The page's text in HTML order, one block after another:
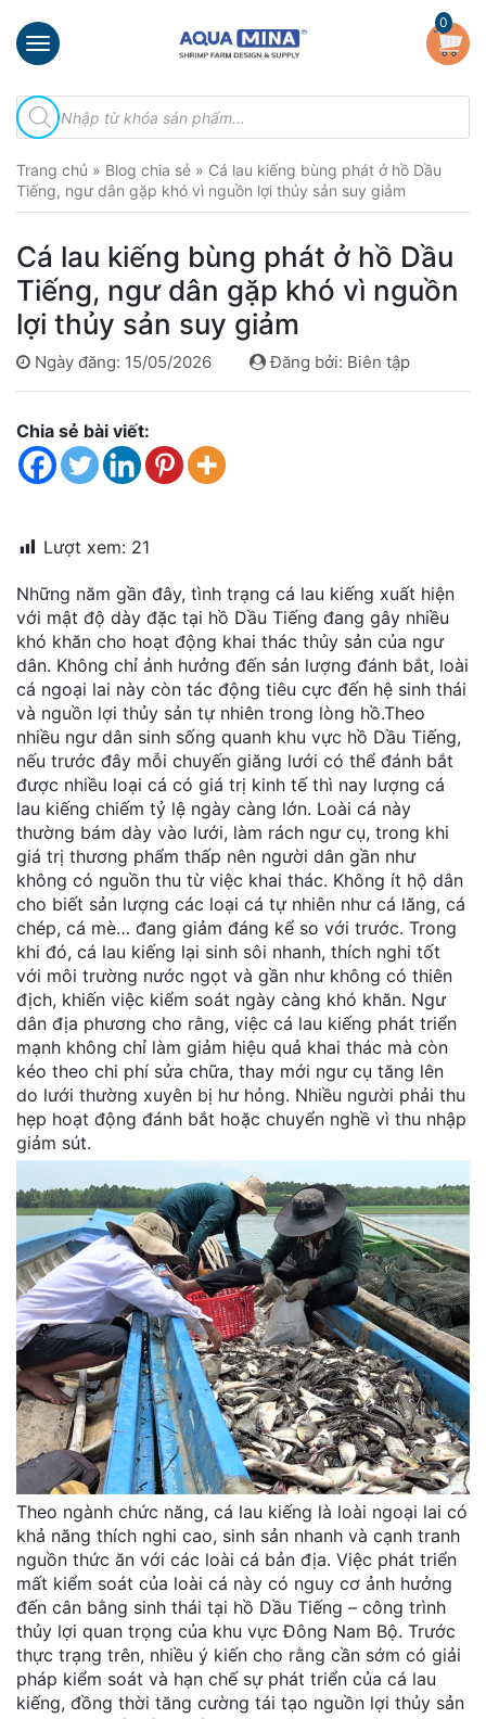
×
chủ
thiệu
Sản
phẩm
Đầu
Phun
Vi
Bọt
Khí
Ventek
Hướng
dẫn
lắp
Quy
Blog
chia
sẻ
Liên
hệ
0
Tìm
kiếm
sản
Trang chủ » Blog chia sẻ » Cá lau kiếng bùng phát ở hồ Dầu
Tiếng, ngư dân gặp khó vì nguồn lợi thủy sản suy giảm
Cá lau kiếng bùng phát ở hồ Dầu
Tiếng, ngư dân gặp khó vì nguồn
lợi thủy sản suy giảm
Ngày đăng: 15/05/2026 Đăng bởi: Biên tập
Chia sẻ bài viết:
Lượt xem: 21
Những năm gần đây, tình trạng cá lau kiếng xuất hiện
với mật độ dày đặc tại hồ Dầu Tiếng đang gây nhiều
khó khăn cho hoạt động khai thác thủy sản của ngư
dân. Không chỉ ảnh hưởng đến sản lượng đánh bắt, loài
cá ngoại lai này còn tác động tiêu cực đến hệ sinh thái
và nguồn lợi thủy sản tự nhiên trong lòng hồ.Theo
nhiều ngư dân sinh sống quanh khu vực hồ Dầu Tiếng,
nếu trước đây mỗi chuyến giăng lưới có thể đánh bắt
được nhiều loại cá có giá trị kinh tế thì nay lượng cá
lau kiếng chiếm tỷ lệ ngày càng lớn. Loài cá này
thường bám dày vào lưới, làm rách ngư cụ, trong khi
giá trị thương phẩm thấp nên người dân gần như
không có nguồn thu từ việc khai thác. Không ít hộ dân
cho biết sản lượng các loại cá tự nhiên như cá lăng, cá
chép, cá mè… đang giảm đáng kể so với trước. Trong
khi đó, cá lau kiếng lại sinh sôi nhanh, thích nghi tốt
với môi trường nước ngọt và gần như không có thiên
địch, khiến việc kiểm soát ngày càng khó khăn. Ngư
dân địa phương cho rằng, việc cá lau kiếng phát triển
mạnh không chỉ làm giảm hiệu quả khai thác mà còn
kéo theo chi phí sửa chữa, thay mới ngư cụ tăng lên
do lưới thường xuyên bị hư hỏng. Nhiều người phải thu
hẹp hoạt động đánh bắt hoặc chuyển nghề vì thu nhập
giảm sút.
Theo ngành chức năng, cá lau kiếng là loài ngoại lai có
khả năng thích nghi cao, sinh sản nhanh và cạnh tranh
nguồn thức ăn với các loài cá bản địa. Việc phát triển
mất kiểm soát của loài cá này có nguy cơ ảnh hưởng
đến cân bằng sinh thái tại hồ Dầu Tiếng – công trình
thủy lợi quan trọng của khu vực Đông Nam Bộ. Trước
thực trạng trên, nhiều ý kiến cho rằng cần sớm có giải
pháp kiểm soát và hạn chế sự phát triển của cá lau
kiếng, đồng thời tăng cường tái tạo nguồn lợi thủy sản